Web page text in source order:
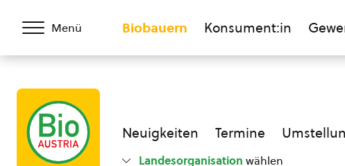
Menü Biobauern Konsument:in
Neuigkeiten Termine
Landesorganisation wählen